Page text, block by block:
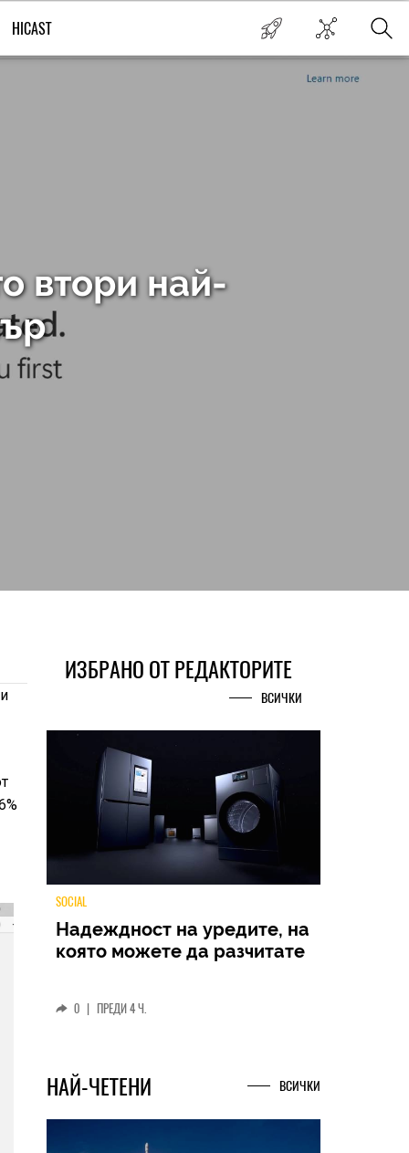
HICAST
втори най-
ИЗБРАНО ОТ РЕДАКТОРИТЕ
ВСИЧКИ
TECH
Ultra – ново име, познато
НАЙ-ЧЕТЕНИ